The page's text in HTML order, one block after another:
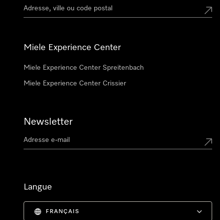
Miele Experience Center
Miele Experience Center Spreitenbach
Miele Experience Center Crissier
Newsletter
Langue
FRANÇAIS